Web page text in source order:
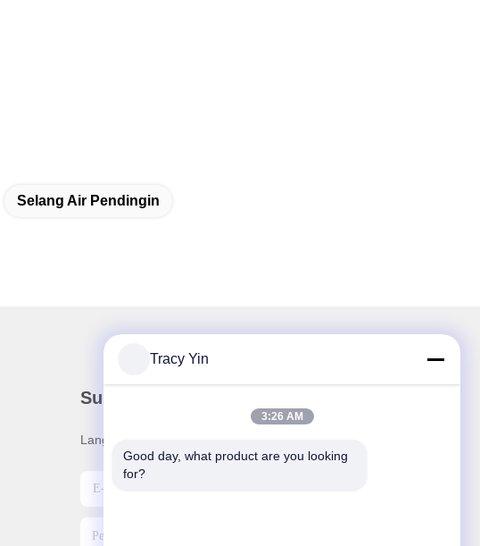
Selang Air Pendingin
Surat Kabar Kami
Langganan buletin kami untuk diskon dan banyak lagi.
Tracy Yin
3:26 AM
Good day, what product are you looking
for?